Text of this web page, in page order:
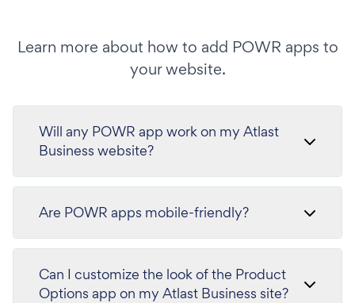
Learn more about how to add POWR apps to
your website.
Will any POWR app work on my Atlast
Business website?
Are POWR apps mobile-friendly?
Can I customize the look of the Product
Options app on my Atlast Business site?